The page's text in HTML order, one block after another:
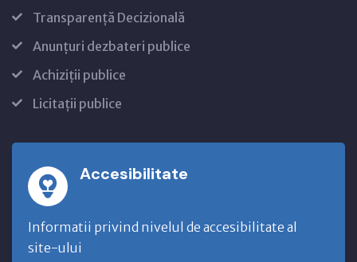
Transparență Decizională
Anunțuri dezbateri publice
Achiziții publice
Licitații publice
Accesibilitate
Informatii privind nivelul de accesibilitate al
site-ului